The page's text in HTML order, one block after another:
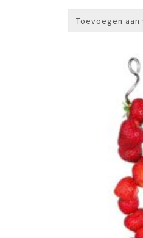
Toevoegen